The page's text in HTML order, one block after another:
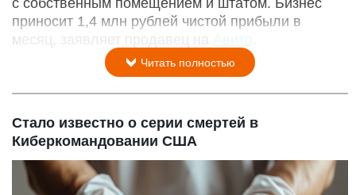
с собственным помещением и штатом. Бизнес
приносит 1,4 млн рублей чистой прибыли в
месяц, заявляет продавец на
Авито
Читать полностью
Стало известно о серии смертей в
Киберкомандовании США